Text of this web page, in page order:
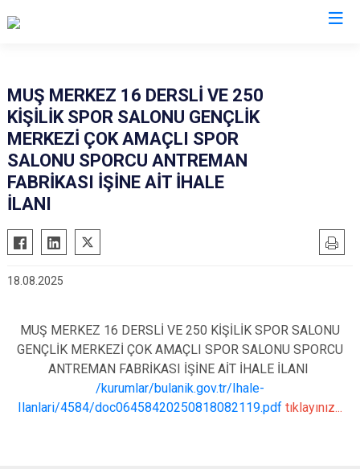
Bulanık
Hasköy
Korkut
Malazgirt
Varto
MUŞ MERKEZ 16 DERSLİ VE 250
KİŞİLİK SPOR SALONU GENÇLİK
MERKEZİ ÇOK AMAÇLI SPOR
SALONU SPORCU ANTREMAN
FABRİKASI İŞİNE AİT İHALE
İLANI
18.08.2025
MUŞ MERKEZ 16 DERSLİ VE 250 KİŞİLİK SPOR SALONU
GENÇLİK MERKEZİ ÇOK AMAÇLI SPOR SALONU SPORCU
ANTREMAN FABRİKASI İŞİNE AİT İHALE İLANI
/kurumlar/bulanik.gov.tr/Ihale-
Ilanlari/4584/doc06458420250818082119.pdf tıklayınız...